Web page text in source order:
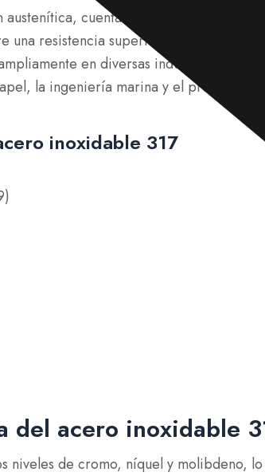
cuenta con mayores
resistencia superior a la corrosión,
en diversas industrias, como
la ingeniería marina y el
inoxidable 317
del acero inoxidable
niveles de cromo, níquel y molibdeno,